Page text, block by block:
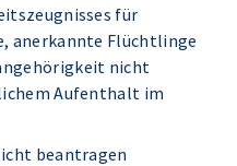
für
anerkannte Flüchtlinge
nicht
Aufenthalt im
beantragen